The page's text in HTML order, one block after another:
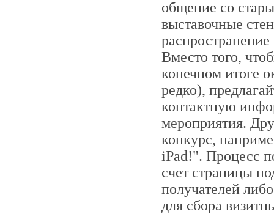
общение со
выставочные
Вместо того,
конечном итоге
редко),
контактную
мероприятия.
конкурс,
iPad!". Процесс
счет страницы
получателей
для сбора